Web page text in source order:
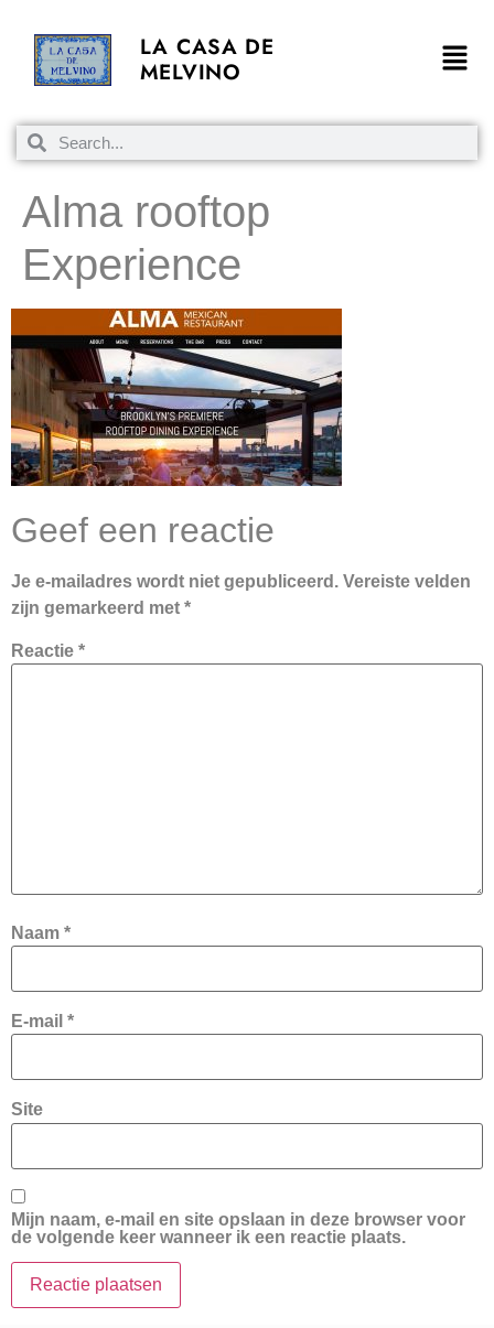
LA CASA DE
MELVINO
Alma rooftop
Experience
Geef een reactie
Je e-mailadres wordt niet gepubliceerd. Vereiste velden
zijn gemarkeerd met *
Reactie *
Naam *
E-mail *
Site
Mijn naam, e-mail en site opslaan in deze browser voor
de volgende keer wanneer ik een reactie plaats.